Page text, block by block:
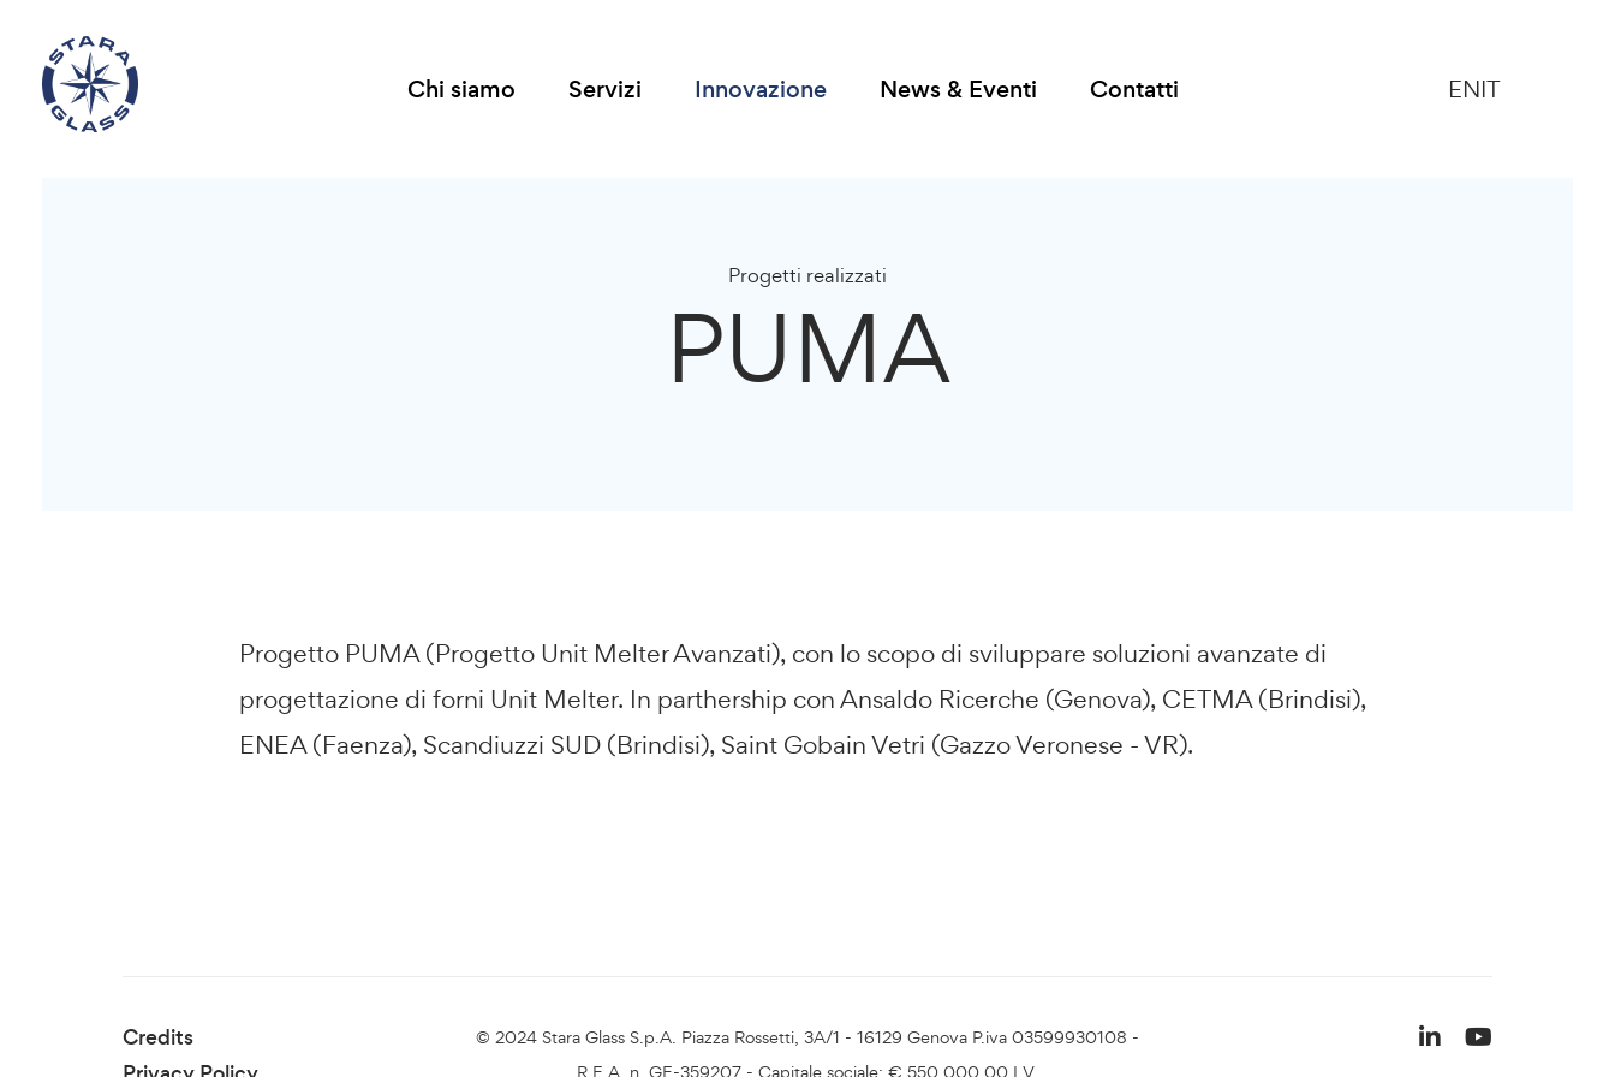
Chi siamo Servizi Innovazione News & Eventi Contatti ENIT
Progetti realizzati
PUMA
Progetto PUMA (Progetto Unit Melter Avanzati), con lo scopo di sviluppare soluzioni avanzate di
progettazione di forni Unit Melter. In parthership con Ansaldo Ricerche (Genova), CETMA (Brindisi),
ENEA (Faenza), Scandiuzzi SUD (Brindisi), Saint Gobain Vetri (Gazzo Veronese - VR).
Credits
© 2024 Stara Glass S.p.A. Piazza Rossetti, 3A/1 - 16129 Genova P.iva 03599930108 -
R.E.A. n. GE-359207 - Capitale sociale: € 550.000,00 I.V.